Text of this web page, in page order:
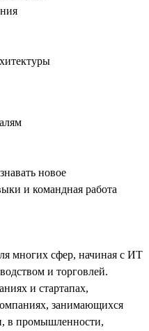
новое
и командная работа
многих сфер, начиная с ИТ
и торговлей.
и стартапах,
занимающихся
в промышленности,